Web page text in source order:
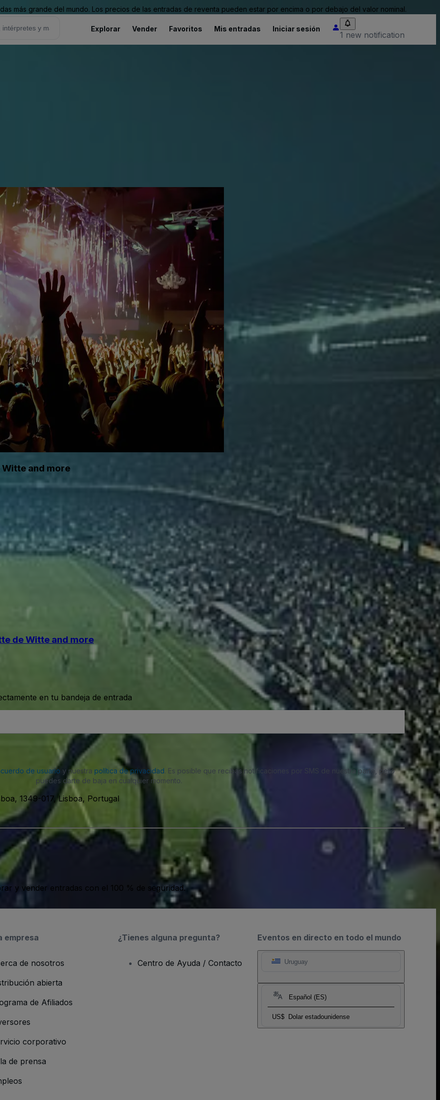
más grande del mundo. Los precios de las entradas de reventa pueden estar por encima o por debajo del valor nominal.
Explorar Vender Favoritos Mis entradas Iniciar sesión
1 new notification
and more
de Witte and more
en tu bandeja de entrada
de usuario y nuestra política de privacidad. Es posible que recibas notificaciones por SMS de nuestra parte, pero
puedes darte de baja en cualquier momento.
1349-017, Lisboa, Portugal
y vender entradas con el 100 % de seguridad.
Eventos en directo en todo el mundo
Uruguay
Español (ES)
US$ Dolar estadounidense
empresa
de nosotros
abierta
de Afiliados
corporativo
de prensa
¿Tienes alguna pregunta?
Centro de Ayuda / Contacto